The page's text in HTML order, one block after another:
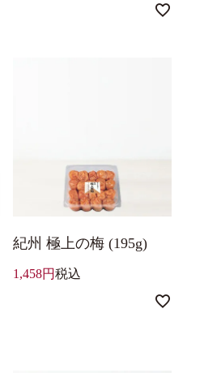
紀州 極上の梅 (195g)
1,458 税込